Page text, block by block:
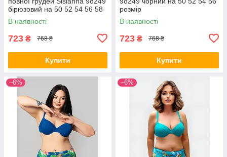
бірюзовий на 50 52 54 56 58
розмір
В наявності
723 ₴ 768 ₴
Купити
розмір
В наявності
723 ₴ 768 ₴
Купити
–6% –6%